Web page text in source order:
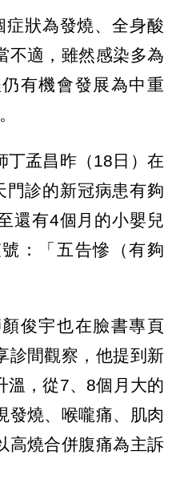
狀為發燒、全身酸
不適，雖然感染多為
有機會發展為中重
丁孟昌昨（18日）在
門診的新冠病患有夠
還有4個月的小嬰兒
：「五告慘（有夠
俊宇也在臉書專頁
診間觀察，他提到新
溫，從7、8個月大的
發燒、喉嚨痛、肌肉
高燒合併腹痛為主訴